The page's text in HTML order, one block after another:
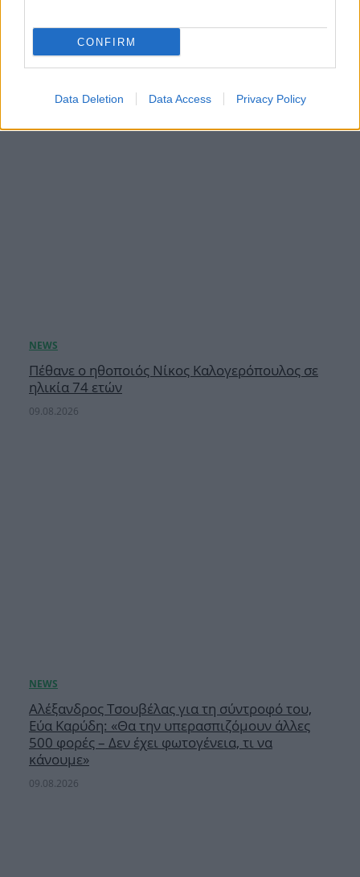
CONFIRM
Data Deletion Data Access Privacy Policy
Ναταλία Γερμανού: Δημοσίευσε φωτογραφία με
μπικίνι από τις διακοπές της
09.08.2026
Πέθανε ο ηθοποιός Νίκος Καλογερόπουλος σε
ηλικία 74 ετών
09.08.2026
Αλέξανδρος Τσουβέλας για τη σύντροφό του,
Εύα Καρύδη: «Θα την υπερασπιζόμουν άλλες
500 φορές – Δεν έχει φωτογένεια, τι να
κάνουμε»
09.08.2026